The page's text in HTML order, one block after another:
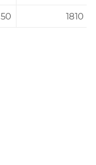
50 1810